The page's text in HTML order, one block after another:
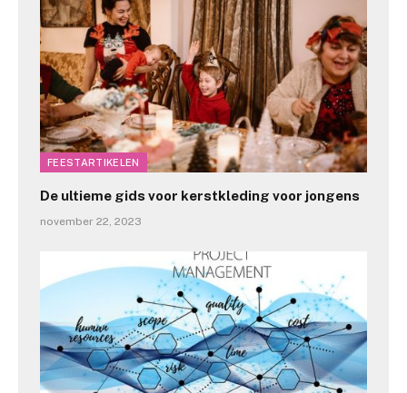
FEESTARTIKELEN
De ultieme gids voor kerstkleding voor jongens
november 22, 2023